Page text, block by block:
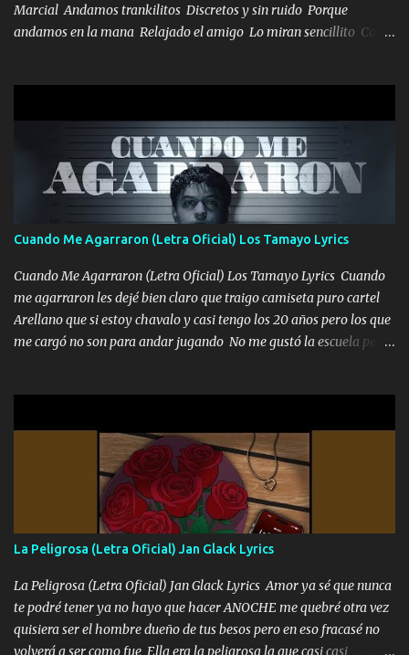
Marcial Andamos trankilitos Discretos y sin ruido Porque
andamos en la mana Relajado el amigo Lo miran sencillito Con
coronamos Se jala los marciales Y sus guitarras ya van sonando
Un gallardo me prendo Para agarrar el vuelo y la mente y
tranquilizando Tomense un buen trago Y así es como empezamos
los versos que voy cantando (Music) A vido alta y bajas La carreta
se atora Pero nunca le aflojamos Ya me han pasado cosas Y
aunque ustedes no sepan Pero la vida es muy corta Hay que
echarle chingazos Y seguir trabajando porque nada es...
Cuando Me Agarraron (Letra Oficial) Los Tamayo Lyrics
Cuando Me Agarraron (Letra Oficial) Los Tamayo Lyrics Cuando
me agarraron les dejé bien claro que traigo camiseta puro cartel
Arellano que si estoy chavalo y casi tengo los 20 años pero los que
me cargó no son para andar jugando No me gustó la escuela pero
Yo Soy El De Las Pacas Sobrino Del Brazo Armad0 Con mi Glock
fajado y mi R terciado me van a ver allá por TJ para un licenciado
mando un abrazo andamos al cien Choritas también Música
Ando en la colonia bien acelerado traigo un M2 que nunca me ha
fallado para mi compadre mandó un fuerte abrazo también al
Especial sabe que lo apreciamos En los mejores antros me verán
tomando con mujeres hermosas y botellas destapando siempre
bien cuidado bien atrabancado y a los que me conocen ya saben de
lo que hablo Entre lob...
La Peligrosa (Letra Oficial) Jan Glack Lyrics
La Peligrosa (Letra Oficial) Jan Glack Lyrics Amor ya sé que nunca
te podré tener ya no hayo que hacer ANOCHE me quebré otra vez
quisiera ser el hombre dueño de tus besos pero en eso fracasé no
volverá a ser como fue Ella era la peligrosa la que casi casi